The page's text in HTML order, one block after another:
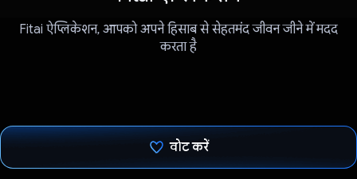
Fitai ऐप्लिकेशन, आपको अपने हिसाब से सेहतमंद जीवन जीने में मदद
करता है
वोट करें